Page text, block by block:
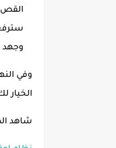
وجهد
وفي
الخيار
شاهد